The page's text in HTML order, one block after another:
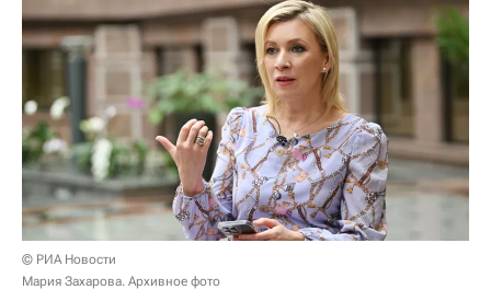
© РИА Новости
Мария Захарова. Архивное фото